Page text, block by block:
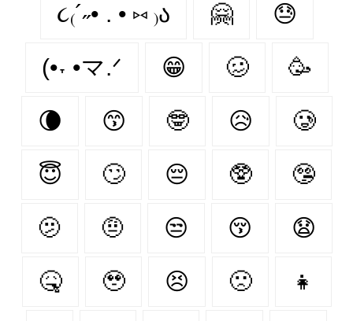
૮₍´˶• . • ⑅ ₎ა 🤗 😓
(•˕ •マ.ᐟ 😁 🥴 🥳
🌘 😙 🤓 😥 🥲
😇 🙄 😔 🥸 🤥
🫤 🤨 😒 😚 😧
🤒 🥹 😣 🙁 👧